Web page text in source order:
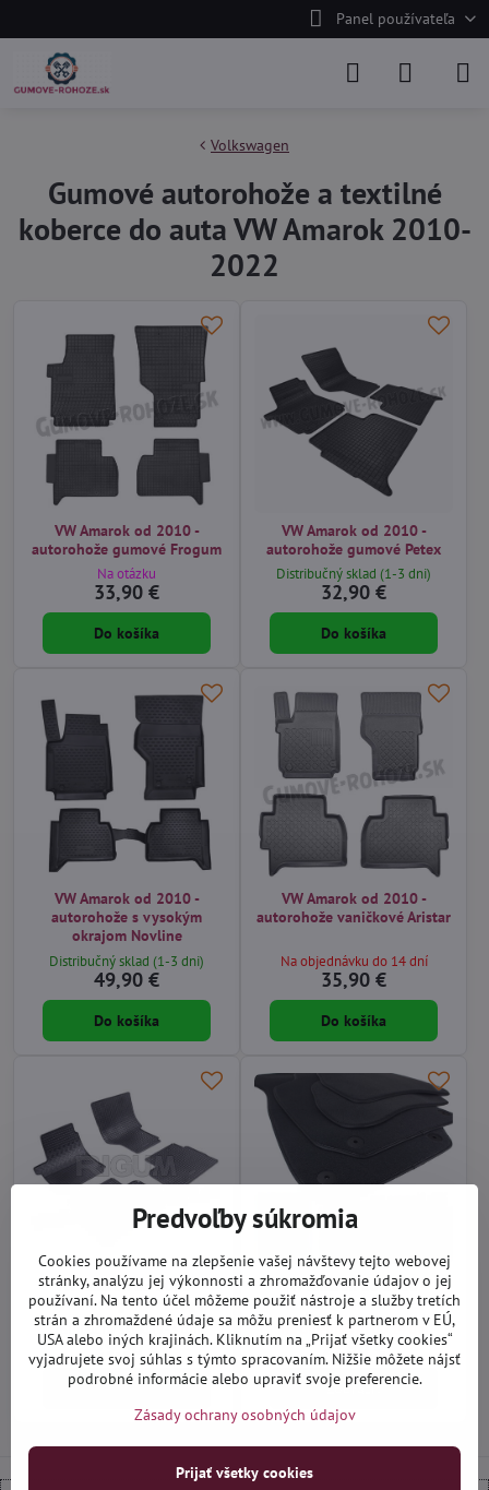
Panel používateľa
Volkswagen
Gumové autorohože a textilné
koberce do auta VW Amarok 2010-
2022
VW Amarok od 2010 -
autorohože gumové Frogum
Na otázku
33,90 €
Do košíka
VW Amarok od 2010 -
autorohože gumové Petex
Distribučný sklad (1-3 dni)
32,90 €
Do košíka
VW Amarok od 2010 -
autorohože s vysokým
okrajom Novline
Distribučný sklad (1-3 dni)
49,90 €
Do košíka
VW Amarok od 2010 -
autorohože vaničkové Aristar
Na objednávku do 14 dní
35,90 €
Do košíka
VW Amarok od 2010 -
autorohože gumové Rigum
Distribučný sklad (1-3 dni)
29,90 €
Do košíka
VW Amarok od 2010 -
textilné autokoberce
Na objednávku do 14 dní
27,90 €
Zobraziť
Predvoľby súkromia
Cookies používame na zlepšenie vašej návštevy tejto webovej
stránky, analýzu jej výkonnosti a zhromažďovanie údajov o jej
používaní. Na tento účel môžeme použiť nástroje a služby tretích
strán a zhromaždené údaje sa môžu preniesť k partnerom v EÚ,
USA alebo iných krajinách. Kliknutím na „Prijať všetky cookies“
vyjadrujete svoj súhlas s týmto spracovaním. Nižšie môžete nájsť
podrobné informácie alebo upraviť svoje preferencie.
Zásady ochrany osobných údajov
Prijať všetky cookies